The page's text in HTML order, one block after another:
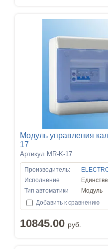
Модуль управления
17
Артикул MR-K-17
Производитель:
Исполнение
Тип автоматики
Модуль
Добавить к сравнению
10845.00 руб.